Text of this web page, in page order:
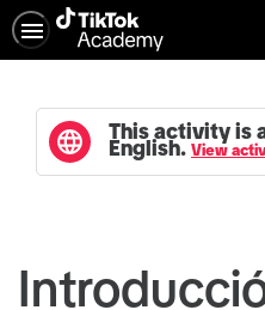
This activity is
English. View